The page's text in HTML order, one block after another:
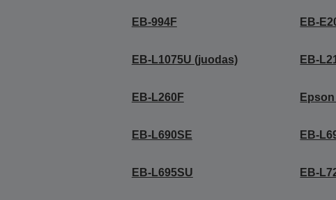
EB-994F EB-
EB-L1075U (juodas) EB-
EB-L260F
EB-L690SE EB-
EB-L695SU EB-